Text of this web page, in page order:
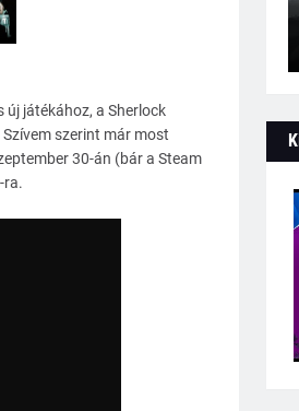
játékához, a Sherlock
szerint már most
30-án (bár a Steam
ra.